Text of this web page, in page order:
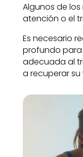
Algunos de
atención o el
Es necesario
profundo
adecuada al
a recuperar su